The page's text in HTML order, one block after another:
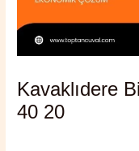
Kavaklıdere
40 20